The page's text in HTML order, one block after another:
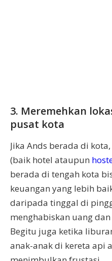
3. Meremehkan
pusat kota
Jika Ands berada di
(baik hotel ataupun
berada di tengah kota
keuangan yang lebih
daripada tinggal di
menghabiskan uang
Begitu juga ketika
anak-anak di kereta api